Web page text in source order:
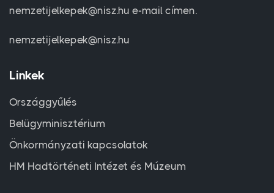
nemzetijelkepek@nisz.hu e-mail címen.
nemzetijelkepek@nisz.hu
Linkek
Országgyűlés
Belügyminisztérium
Önkormányzati kapcsolatok
HM Hadtörténeti Intézet és Múzeum